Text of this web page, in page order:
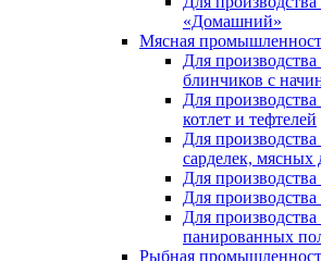
«Домашний»
Мясная
Для
блинчиков с
Для
котлет и тефтелей
Для производства
сарделек, мясных
Для
Для
Для
панированных
Рыбная